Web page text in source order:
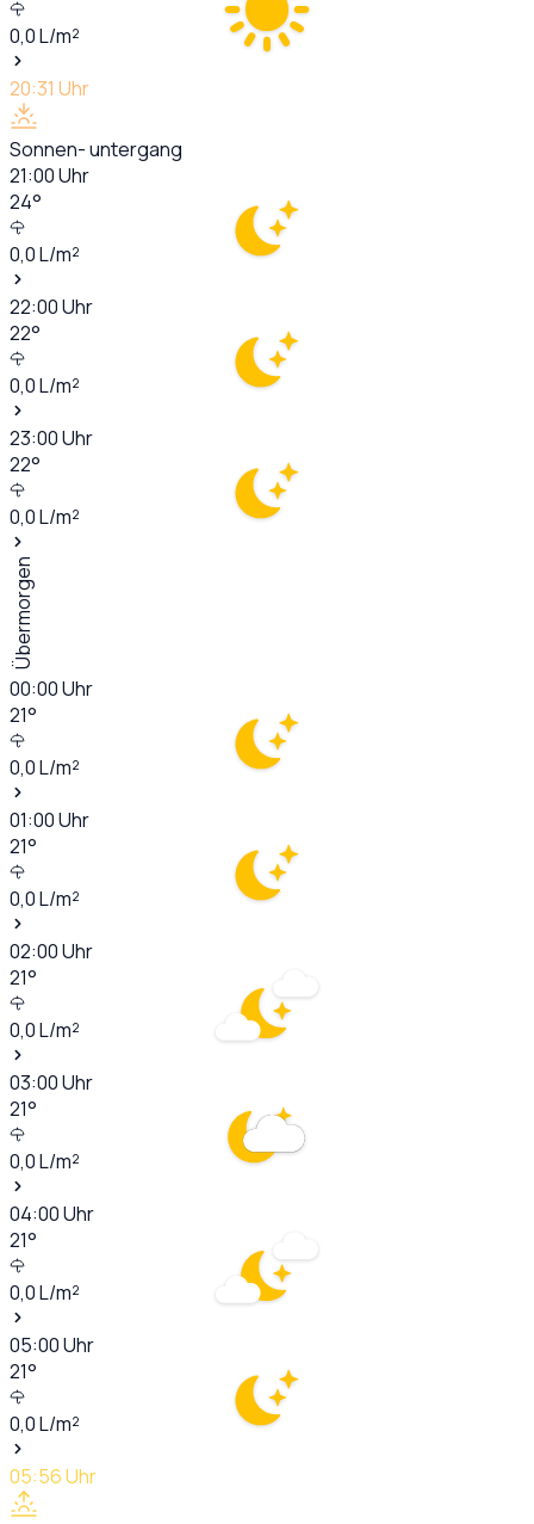
0,0L/m²
20:31 Uhr
Sonnen- untergang
21:00Uhr
24°
0,0L/m²
22:00Uhr
22°
0,0L/m²
23:00Uhr
22°
0,0L/m²
Übermorgen
00:00Uhr
21°
0,0L/m²
01:00Uhr
21°
0,0L/m²
02:00Uhr
21°
0,0L/m²
03:00Uhr
21°
0,0L/m²
04:00Uhr
21°
0,0L/m²
05:00Uhr
21°
0,0L/m²
05:56Uhr